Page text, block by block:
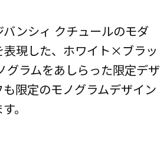
ンシィ クチュールのモダ
表現した、ホワイト×ブラッ
グラムをあしらった限定デザ
限定のモノグラムデザイン
。